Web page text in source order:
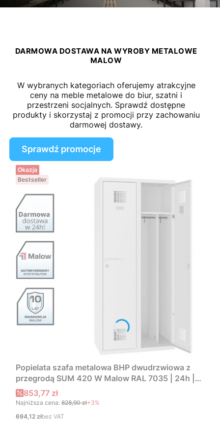
DARMOWA DOSTAWA NA WYROBY METALOWE
MALOW
W wybranych kategoriach oferujemy atrakcyjne
ceny na meble metalowe do biur, szatni i
przestrzeni socjalnych. Sprawdź dostępne
produkty i skorzystaj z promocji przy zachowaniu
darmowej dostawy.
Sprawdź promocje
Okazja
Bestseller
Popielata szafa metalowa BHP dwudrzwiowa z
przegrodą SUM 420 W Malow RAL 7035 | 24h |
darmowa dostawa
Cena promocyjna
853,77 zł
Najniższa cena: 828,90 zł+3%
Cena
694,12 złbez VAT